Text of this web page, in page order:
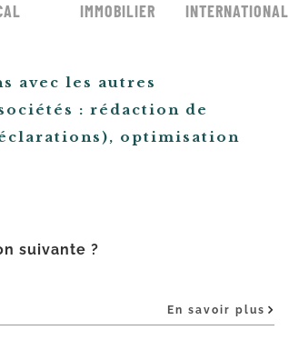
IMMOBILIER INTERNATIONAL
avec les autres
: rédaction de
optimisation
suivante ?
En savoir plus